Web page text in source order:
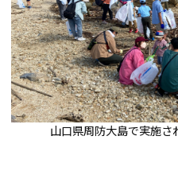
山口県周防大島で実施